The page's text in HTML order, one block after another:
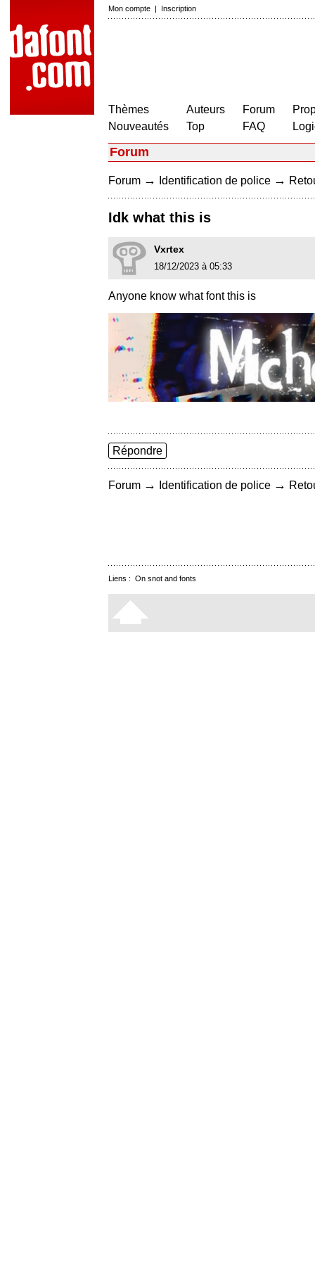
Mon compte | Inscription
Thèmes
Nouveautés
Auteurs
Top
Forum
FAQ
Forum
Forum → Identification de police →
Idk what this is
Vxrtex
18/12/2023 à 05:33
Anyone know what font this is
Répondre
Forum → Identification de police →
Liens : On snot and fonts